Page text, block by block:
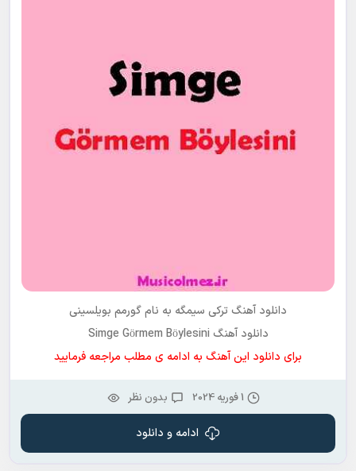
دانلود آهنگ ترکی سیمگه به نامگورمم بویلسینی
دانلود آهنگ Simge Görmem Böylesini
برای دانلود این آهنگ به ادامه ی مطلب مراجعه فرمایید
1 فوریه 2024 بدون نظر
ادامه و دانلود